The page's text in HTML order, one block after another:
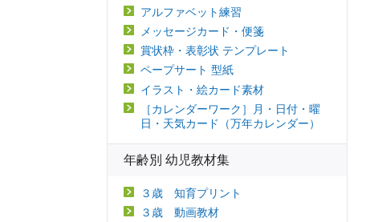
アルファベット練習
メッセージカード・便箋
賞状枠・表彰状 テンプレート
ペープサート 型紙
イラスト・絵カード素材
［カレンダーワーク］月・日付・曜
日・天気カード（万年カレンダー）
年齢別 幼児教材集
３歳 知育プリント
３歳 動画教材